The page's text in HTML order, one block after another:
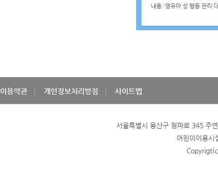
내용: 영유아 성 행동 관리·
이용약관 개인정보처리방침 사이트맵
서울특별시 용산구 청파로 345
어린이이용시